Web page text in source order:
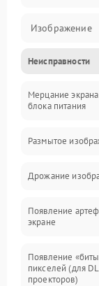
Изображение
Лампа
Неисправности
Мерцание
блока питания
Размытое
Дрожание
Появление
экране
Появление
пикселей (для
проекторов)